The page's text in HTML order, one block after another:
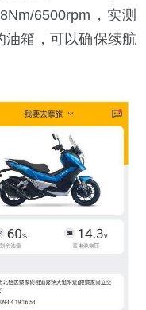
6500rpm，实测
油箱，可以确保续航